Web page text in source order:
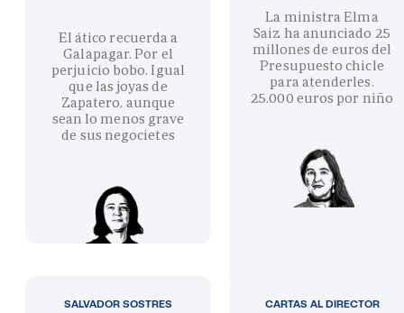
El ático recuerda a
Galapagar. Por el
perjuicio bobo. Igual
que las joyas de
Zapatero, aunque
sean lo menos grave
de sus negocietes
La ministra Elma
Saiz ha anunciado 25
millones de euros del
Presupuesto chicle
para atenderles.
25.000 euros por niño
SALVADOR SOSTRES CARTAS AL DIRECTOR